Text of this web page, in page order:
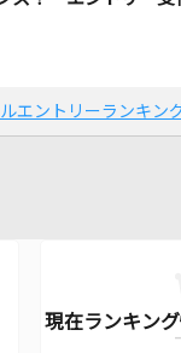
エントリーランキン